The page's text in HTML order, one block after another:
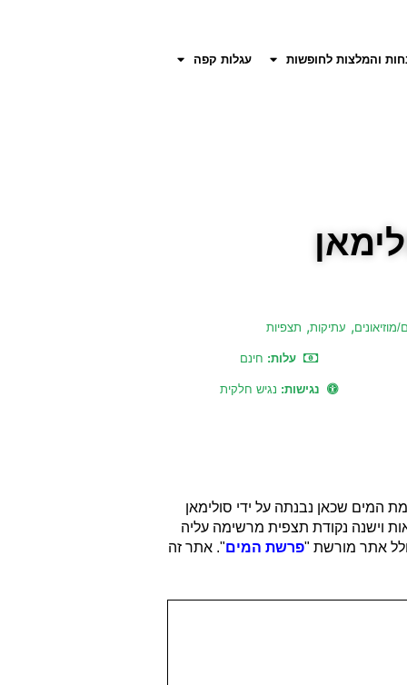
והמלצות לחופשות עגלות קפה
, עתיקות, תצפיות
עלות: חינם
נגישות: נגיש חלקית
המים שכאן נבנתה על ידי סולימאן
לוחמי הגטאות וישנה נקודת תצפית מרשימה עליה
אתר מורשת "פרשת המים". אתר זה